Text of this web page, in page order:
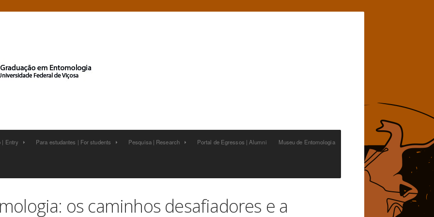
| Entry  Para estudantes | For students  Pesquisa | Research  Portal de Egressos | Alumni Museu de Entomologia
os caminhos desafiadores e a